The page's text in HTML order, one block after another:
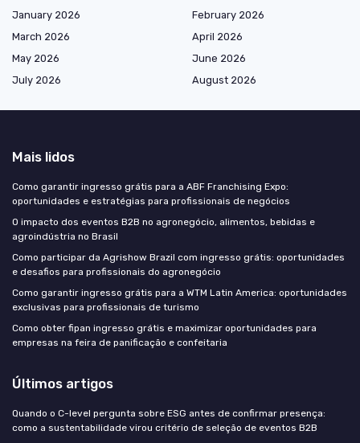
January 2026
February 2026
March 2026
April 2026
May 2026
June 2026
July 2026
August 2026
Mais lidos
Como garantir ingresso grátis para a ABF Franchising Expo:
oportunidades e estratégias para profissionais de negócios
O impacto dos eventos B2B no agronegócio, alimentos, bebidas e
agroindústria no Brasil
Como participar da Agrishow Brazil com ingresso grátis: oportunidades
e desafios para profissionais do agronegócio
Como garantir ingresso grátis para a WTM Latin America: oportunidades
exclusivas para profissionais de turismo
Como obter fipan ingresso grátis e maximizar oportunidades para
empresas na feira de panificação e confeitaria
Últimos artigos
Quando o C-level pergunta sobre ESG antes de confirmar presença:
como a sustentabilidade virou critério de seleção de eventos B2B